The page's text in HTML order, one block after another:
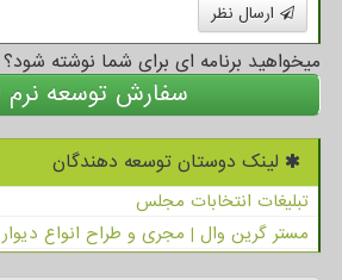
ارسال نظر
میخواهید برنامه ای برای شما نوشته شود؟
سفارش توسعه نرم
لینک دوستان توسعه دهندگان
تبلیغات انتخابات مجلس
مستر گرین وال | مجری و طراح انواع